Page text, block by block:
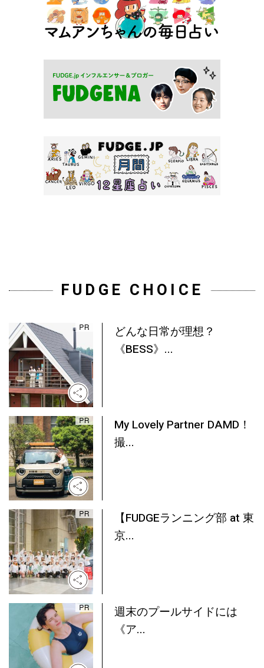
FUDGE CHOICE
どんな日常が理想？
《BESS》...
My Lovely Partner DAMD！
撮...
【FUDGEランニング部 at 東
京...
週末のプールサイドには
《ア...